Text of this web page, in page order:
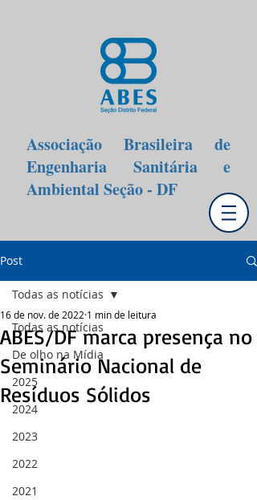
Associação Brasileira de
Engenharia Sanitária e
Ambiental Seção - DF
Post
Todas as notícias
De olho na Mídia
2025
2024
2023
2022
2021
Todas as notícias
ABES/DF marca presença no
Seminário Nacional de
Resíduos Sólidos
16 de nov. de 2022 1 min de leitura